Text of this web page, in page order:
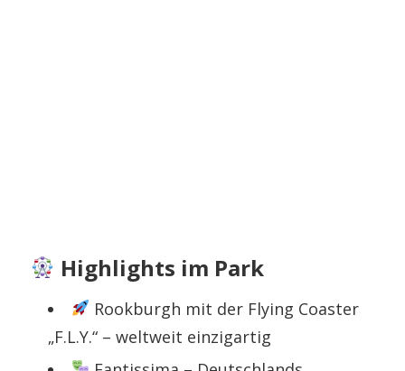
Highlights im Park
Rookburgh mit der Flying Coaster
„F.L.Y.“ – weltweit einzigartig